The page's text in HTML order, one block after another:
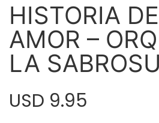
HISTORIA
AMOR –
LA
USD 9.95